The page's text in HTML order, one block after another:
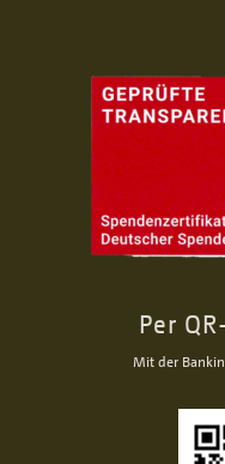
Per
Mit der